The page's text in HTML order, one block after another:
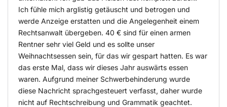
Ich fühle mich arglistig getäuscht und betrogen und
werde Anzeige erstatten und die Angelegenheit einem
Rechtsanwalt übergeben. 40 € sind für einen armen
Rentner sehr viel Geld und es sollte unser
Weihnachtsessen sein, für das wir gespart hatten. Es war
das erste Mal, dass wir dieses Jahr auswärts essen
waren. Aufgrund meiner Schwerbehinderung wurde
diese Nachricht sprachgesteuert verfasst, daher wurde
nicht auf Rechtschreibung und Grammatik geachtet.